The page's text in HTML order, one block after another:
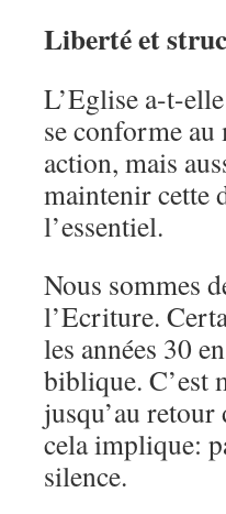
Liberté et
L’Eglise a-t-
se conforme
action, mais
maintenir cette
l’essentiel.
Nous sommes
l’Ecriture.
les années 30
biblique. C’est
jusqu’au
cela implique:
silence.